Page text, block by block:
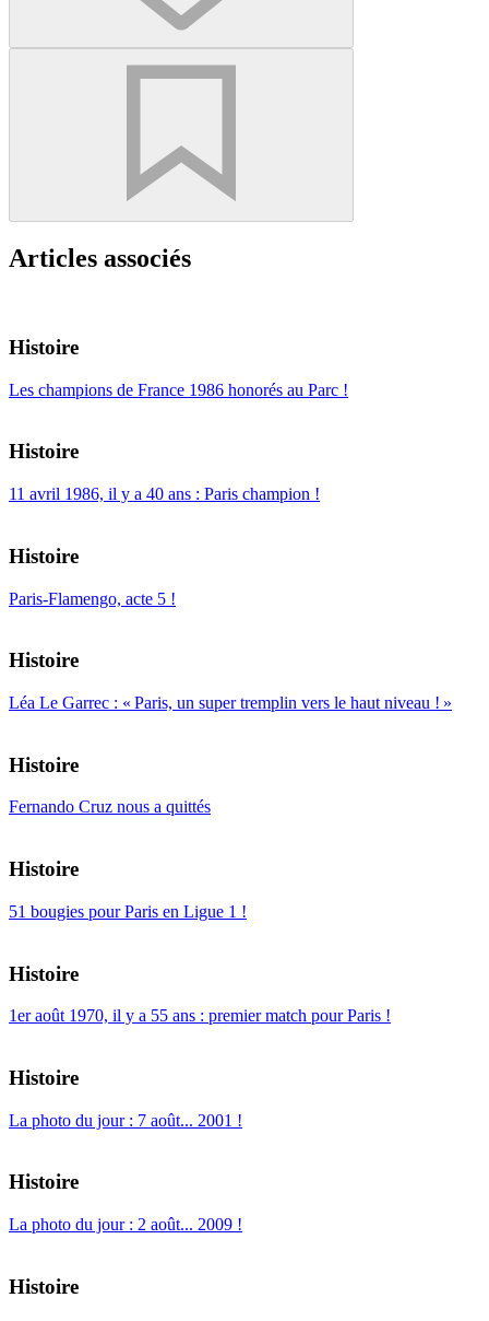
Articles associés
Histoire
Les champions de France 1986 honorés au Parc !
Histoire
11 avril 1986, il y a 40 ans : Paris champion !
Histoire
Paris-Flamengo, acte 5 !
Histoire
Léa Le Garrec : « Paris, un super tremplin vers le haut niveau ! »
Histoire
Fernando Cruz nous a quittés
Histoire
51 bougies pour Paris en Ligue 1 !
Histoire
1er août 1970, il y a 55 ans : premier match pour Paris !
Histoire
La photo du jour : 7 août... 2001 !
Histoire
La photo du jour : 2 août... 2009 !
Histoire